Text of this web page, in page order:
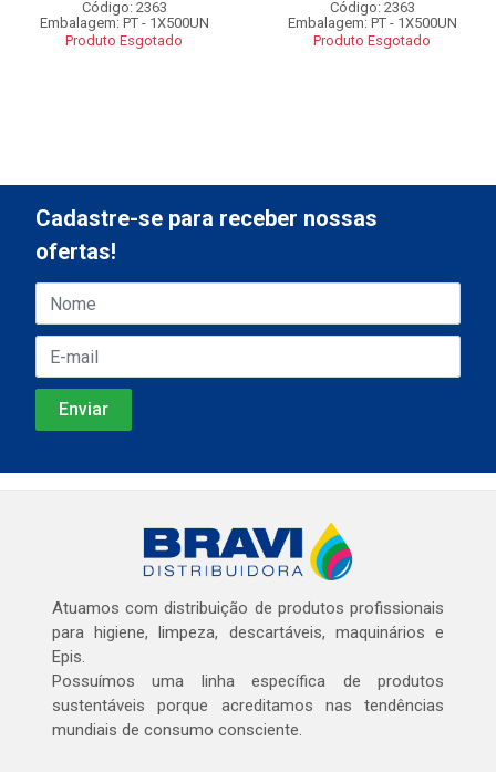
Código: 2363
Embalagem: PT - 1X500UN
Produto Esgotado
Código: 2363
Embalagem: PT - 1X500UN
Produto Esgotado
Cadastre-se para receber nossas
ofertas!
Atuamos com distribuição de produtos profissionais
para higiene, limpeza, descartáveis, maquinários e
Epis.
Possuímos uma linha específica de produtos
sustentáveis porque acreditamos nas tendências
mundiais de consumo consciente.